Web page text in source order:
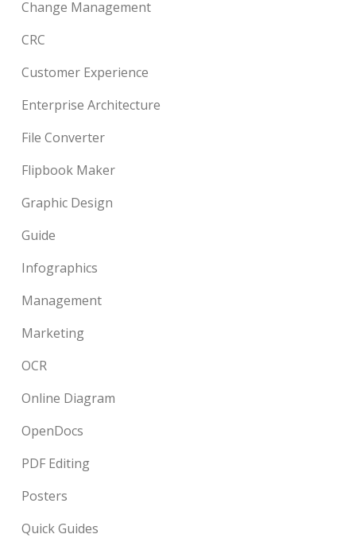
Change Management
CRC
Customer Experience
Enterprise Architecture
File Converter
Flipbook Maker
Graphic Design
Guide
Infographics
Management
Marketing
OCR
Online Diagram
OpenDocs
PDF Editing
Posters
Quick Guides